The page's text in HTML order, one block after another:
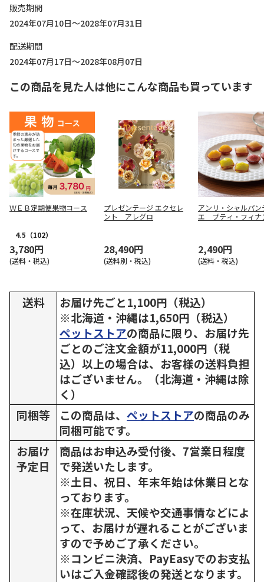
販売期間
2024年07月10日～2028年07月31日
配送期間
2024年07月17日～2028年08月07日
この商品を見た人は他にこんな商品も買っています
ＷＥＢ定期便果物コース
4.5 （102）
3,780円
(送料・税込)
プレゼンテージ エクセレ
ント アレグロ
28,490円
(送料別・税込)
アンリ・シャルパン
エ プティ・フィナ
2,490円
(送料・税込)
送料
お届け先ごと1,100円（税込）
※北海道・沖縄は1,650円（税込）
ペットストアの商品に限り、お届け先
ごとのご注文金額が11,000円（税
込）以上の場合は、お客様の送料負担
はございません。（北海道・沖縄は除
く）
同梱等
この商品は、 ペットストアの商品のみ
同梱可能です。
お届け
予定日
商品はお申込み受付後、7営業日程度
で発送いたします。
※土日、祝日、年末年始は休業日とな
っております。
※在庫状況、天候や交通事情などによ
って、お届けが遅れることがございま
すので予めご了承ください。
※コンビニ決済、PayEasyでのお支払
いはご入金確認後の発送となります。